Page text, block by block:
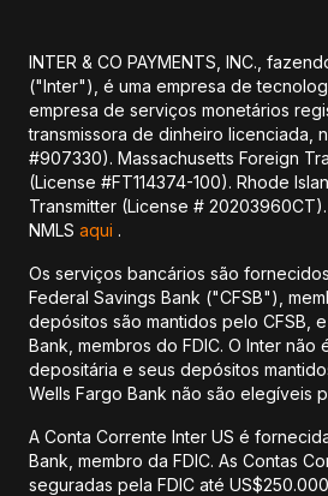
INTER & CO PAYMENTS, INC.,
("Inter"), é uma empresa de
empresa de serviços monetários
transmissora de dinheiro licenciada,
#907330). Massachusetts Foreign
(License #FT114374-100). Rhode
Transmitter (License #
NMLS aqui .
Os serviços bancários são
Federal Savings Bank ("CFSB"),
depósitos são mantidos pelo CFSB,
Bank, membros do FDIC. O Inter não
depositária e seus depósitos
Wells Fargo Bank não são elegíveis
A Conta Corrente Inter US é
Bank, membro da FDIC. As Contas
seguradas pela FDIC até